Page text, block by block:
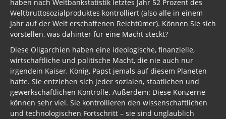
haben nach Weltbankstatistik letztes Jahr 52 Prozent des
Weltbruttosozialproduktes kontrolliert (also alle in einem
Jahr auf der Welt erschaffenen Reichtümer). Können Sie sich
vorstellen, was dahinter für eine Macht steckt?
Diese Oligarchien haben eine ideologische, finanzielle,
wirtschaftliche und politische Macht, die nie auch nur
irgendein Kaiser, König, Papst jemals auf diesem Planeten
hatte. Sie entziehen sich jeder sozialen, staatlichen und
gewerkschaftlichen Kontrolle. Außerdem: Diese Konzerne
können sehr viel. Sie kontrollieren den wissenschaftlichen
und technologischen Fortschritt – sie sind unglaublich